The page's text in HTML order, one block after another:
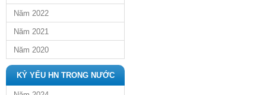
Năm 2022
Năm 2021
Năm 2020
KỶ YẾU HN TRONG NƯỚC